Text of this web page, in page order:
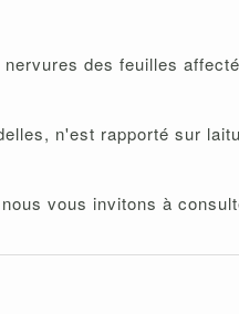
des feuilles
n'est rapporté sur
vous invitons à